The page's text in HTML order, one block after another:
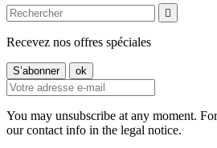

Recevez nos offres spéciales
You may unsubscribe at any moment.
our contact info in the legal notice.